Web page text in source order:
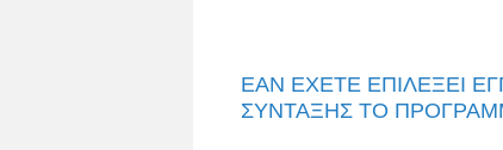
ΕΑΝ ΕΧΕΤΕ ΕΠΙΛΕΞΕΙ
ΣΥΝΤΑΞΗΣ ΤΟ